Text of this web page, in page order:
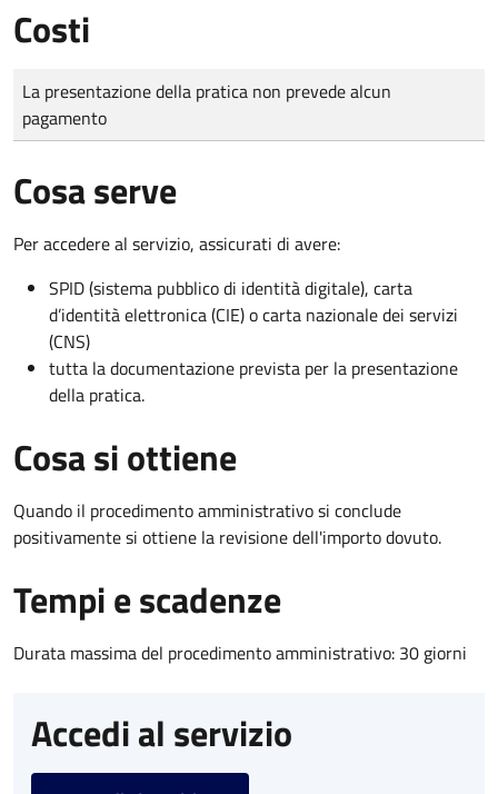
Costi
Tipo di pagamento
Importo
La presentazione della pratica non prevede alcun
pagamento
Cosa serve
Per accedere al servizio, assicurati di avere:
SPID (sistema pubblico di identità digitale), carta
d’identità elettronica (CIE) o carta nazionale dei servizi
(CNS)
tutta la documentazione prevista per la presentazione
della pratica.
Cosa si ottiene
Quando il procedimento amministrativo si conclude
positivamente si ottiene la revisione dell'importo dovuto.
Tempi e scadenze
Durata massima del procedimento amministrativo: 30 giorni
Accedi al servizio